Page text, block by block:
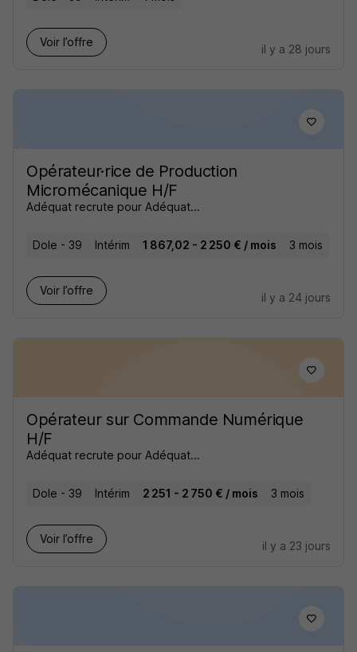
Voir l’offre
il y a 28 jours
Opérateur·rice de Production
Micromécanique H/F
Adéquat recrute pour Adéquat...
Dole - 39 Intérim 1 867,02 - 2 250 € / mois 3 mois
Voir l’offre
il y a 24 jours
Opérateur sur Commande Numérique
H/F
Adéquat recrute pour Adéquat...
Dole - 39 Intérim 2 251 - 2 750 € / mois 3 mois
Voir l’offre
il y a 23 jours